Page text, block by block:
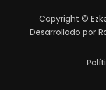
Copyright ©
Desarrollado por